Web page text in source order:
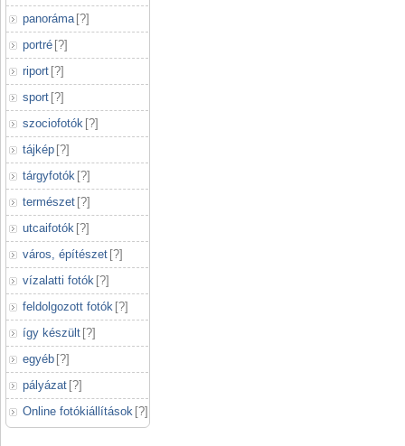
panoráma [?]
portré [?]
riport [?]
sport [?]
szociofotók [?]
tájkép [?]
tárgyfotók [?]
természet [?]
utcaifotók [?]
város, építészet [?]
vízalatti fotók [?]
feldolgozott fotók [?]
így készült [?]
egyéb [?]
pályázat [?]
Online fotókiállítások [?]